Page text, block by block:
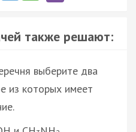
также решают:
выберите два
из которых имеет